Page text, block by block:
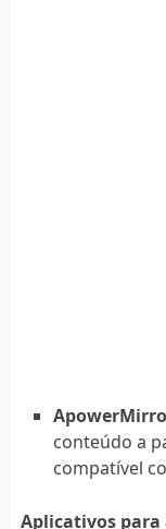
conteúdo a
compatível
Aplicativos para